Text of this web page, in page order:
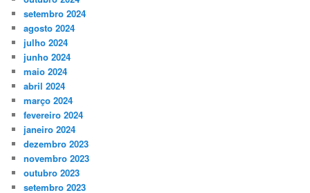
setembro 2024
agosto 2024
julho 2024
junho 2024
maio 2024
abril 2024
março 2024
fevereiro 2024
janeiro 2024
dezembro 2023
novembro 2023
outubro 2023
setembro 2023